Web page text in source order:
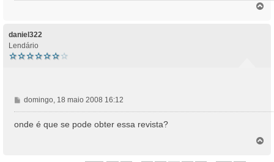
daniel322
Lendário
M
e
n
domingo, 18 maio 2008 16:12
onde é que se pode obter essa revista?